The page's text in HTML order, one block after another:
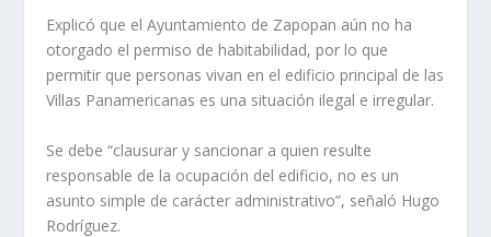
Explicó que el Ayuntamiento de Zapopan aún no ha
otorgado el permiso de habitabilidad, por lo que
permitir que personas vivan en el edificio principal de las
Villas Panamericanas es una situación ilegal e irregular.
Se debe “clausurar y sancionar a quien resulte
responsable de la ocupación del edificio, no es un
asunto simple de carácter administrativo”, señaló Hugo
Rodríguez.